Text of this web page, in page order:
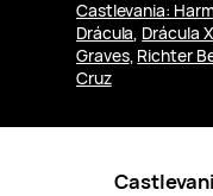
Castlevania:
Drácula, Drácula X
Graves, Richter
Cruz